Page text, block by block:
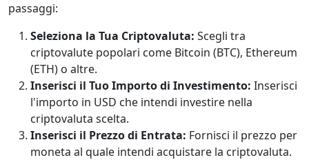
passaggi:
Seleziona la Tua Criptovaluta: Scegli tra
criptovalute popolari come Bitcoin (BTC), Ethereum
(ETH) o altre.
Inserisci il Tuo Importo di Investimento: Inserisci
l'importo in USD che intendi investire nella
criptovaluta scelta.
Inserisci il Prezzo di Entrata: Fornisci il prezzo per
moneta al quale intendi acquistare la criptovaluta.